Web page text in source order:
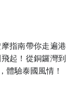
指南帶你走遍港
起！從銅鑼灣到
體驗泰國風情！